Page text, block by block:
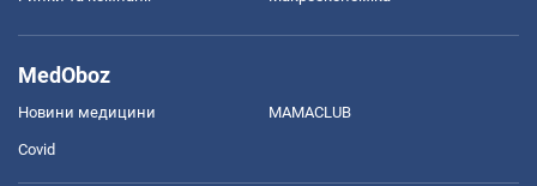
MedOboz
Новини медицини MAMACLUB
Covid